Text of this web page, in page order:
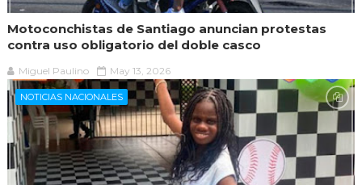
Motoconchistas de Santiago anuncian protestas
contra uso obligatorio del doble casco
Miguel Paulino May 13, 2026
NOTICIAS NACIONALES